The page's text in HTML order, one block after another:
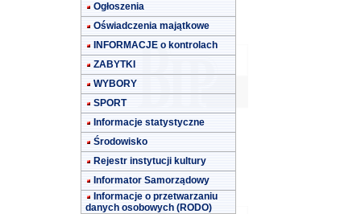
Ogłoszenia
Oświadczenia majątkowe
INFORMACJE o kontrolach
ZABYTKI
WYBORY
SPORT
Informacje statystyczne
Środowisko
Rejestr instytucji kultury
Informator Samorządowy
Informacje o przetwarzaniu
danych osobowych (RODO)